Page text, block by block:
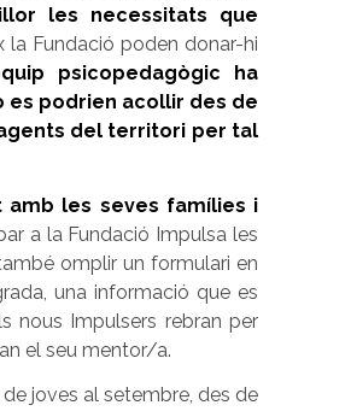
les necessitats que
la Fundació poden donar-hi
psicopedagògic ha
es podrien acollir des de
del territori per tal
amb les seves famílies i
a la Fundació Impulsa les
omplir un formulari en
una informació que es
nous Impulsers rebran per
el seu mentor/a.
joves al setembre, des de